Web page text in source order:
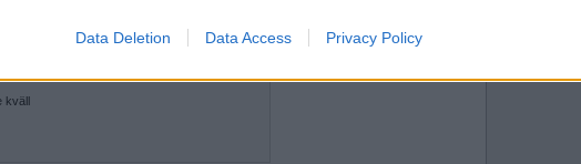
Data Deletion Data Access Privacy Policy
kväll